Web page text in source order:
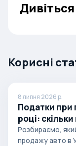
Корисні
8 липня 2026 р.
Податки при
році:
випадках
Розбираємо,
продажу авто в